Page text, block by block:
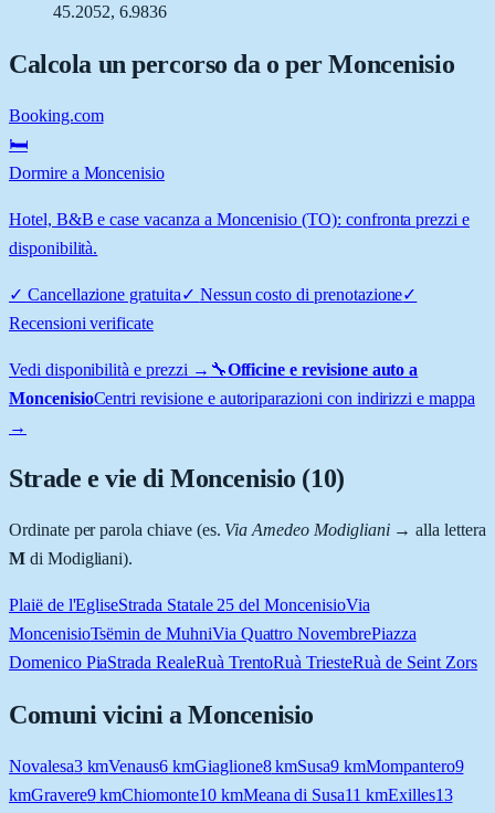
45.2052, 6.9836
Calcola un percorso da o perMoncenisio
Booking.com
🛏️
Dormire a Moncenisio
Hotel, B&B e case vacanza a Moncenisio (TO): confronta prezzi e
disponibilità.
✓ Cancellazione gratuita✓ Nessun costo di prenotazione✓
Recensioni verificate
Vedi disponibilità e prezzi → 🔧Officine e revisione auto a
MoncenisioCentri revisione e autoriparazioni con indirizzi e mappa
→
Strade e vie diMoncenisio (10)
Ordinate per parola chiave (es. Via Amedeo Modigliani→ alla lettera
Mdi Modigliani).
Plaië de l'EgliseStrada Statale 25 del MoncenisioVia
MoncenisioTsëmin de MuhniVia Quattro NovembrePiazza
Domenico PiaStrada RealeRuà TrentoRuà TriesteRuà de Seint Zors
Comuni vicini aMoncenisio
Novalesa3kmVenaus6 kmGiaglione8kmSusa9 kmMompantero9
kmGravere9kmChiomonte10kmMeana di Susa11 kmExilles13